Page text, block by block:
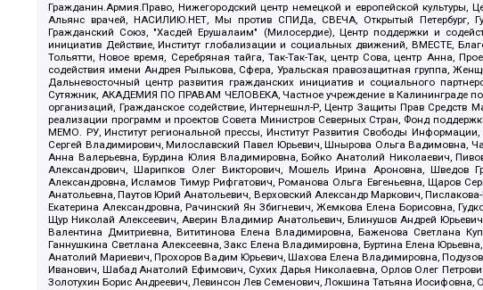
Гражданин.Армия.Право, Нижегородский центр немецкой и европейской культуры,
Альянс врачей, НАСИЛИЮ.НЕТ, Мы против СПИДа, СВЕЧА, Открытый Петербург,
Гражданский Союз, "Хасдей Ерушалаим" (Милосердие), Центр поддержки и
инициатив Действие, Институт глобализации и социальных движений, ВМЕСТЕ,
Тольятти, Новое время, Серебряная тайга, Так-Так-Так, центр Сова, центр Анна,
содействия имени Андрея Рылькова, Сфера, Уральская правозащитная группа,
Дальневосточный центр развития гражданских инициатив и социального
Сутяжник, АКАДЕМИЯ ПО ПРАВАМ ЧЕЛОВЕКА, Частное учреждение в Калининграде по
организаций, Гражданское содействие, Интернешнл-Р, Центр Защиты Прав Средств
реализации программ и проектов Совета Министров Северных Стран, Фонд
МЕМО. РУ, Институт региональной прессы, Институт Развития Свободы
Сергей Владимирович, Милославский Павел Юрьевич, Шнырова Ольга Вадимовна,
Анна Валерьевна, Бурдина Юлия Владимировна, Бойко Анатолий Николаевич,
Александрович, Шарипков Олег Викторович, Мошель Ирина Ароновна, Шведов
Александровна, Исламов Тимур Рифгатович, Романова Ольга Евгеньевна, Щаров
Анатольевна, Паутов Юрий Анатольевич, Верховский Александр Маркович,
Екатерина Александровна, Рачинский Ян Збигневич, Жемкова Елена Борисовна,
Щур Николай Алексеевич, Аверин Владимир Анатольевич, Блинушов Андрей
Валентина Дмитриевна, Вититинова Елена Владимировна, Баженова Светлана
Ганнушкина Светлана Алексеевна, Закс Елена Владимировна, Буртина Елена
Анатолий Мариевич, Прохоров Вадим Юрьевич, Шахова Елена Владимировна,
Иванович, Шабад Анатолий Ефимович, Сухих Дарья Николаевна, Орлов Олег
Золотухин Борис Андреевич, Левинсон Лев Семенович, Локшина Татьяна